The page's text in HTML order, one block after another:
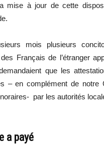
mise à jour de cette
mois plusieurs
Français de l’étranger
que les
– en complément de notre
par les autorités
a payé